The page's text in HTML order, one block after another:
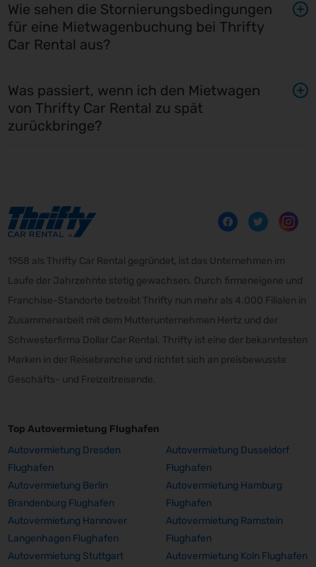
Wie sehen die Stornierungsbedingungen
für eine Mietwagenbuchung bei Thrifty
Car Rental aus?
Was passiert, wenn ich den Mietwagen
von Thrifty Car Rental zu spät
zurückbringe?
1958 als Thrifty Car Rental gegründet, ist das Unternehmen im
Laufe der Jahrzehnte stetig gewachsen. Durch firmeneigene und
Franchise-Standorte betreibt Thrifty nun mehr als 4.000 Filialen in
Zusammenarbeit mit dem Mutterunternehmen Hertz und der
Schwesterfirma Dollar Car Rental. Thrifty ist eine der bekanntesten
Marken in der Reisebranche und richtet sich an preisbewusste
Geschäfts- und Freizeitreisende.
Top Autovermietung Flughafen
Autovermietung Dresden
Flughafen
Autovermietung Dusseldorf
Flughafen
Autovermietung Berlin
Brandenburg Flughafen
Autovermietung Hamburg
Flughafen
Autovermietung Hannover
Langenhagen Flughafen
Autovermietung Ramstein
Flughafen
Autovermietung Stuttgart
Autovermietung Koln Flughafen